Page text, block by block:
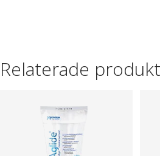
Relaterade